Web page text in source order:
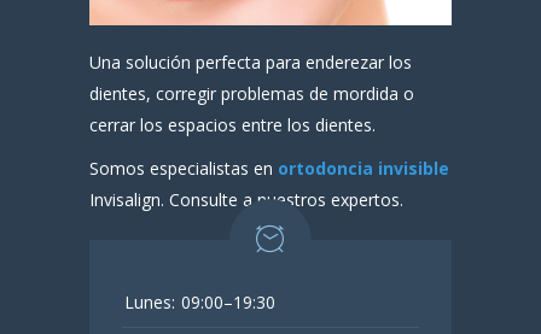
Una solución perfecta para enderezar los
dientes, corregir problemas de mordida o
cerrar los espacios entre los dientes.
Somos especialistas en ortodoncia invisible
Invisalign. Consulte a nuestros expertos.
Lunes: 09:00–19:30